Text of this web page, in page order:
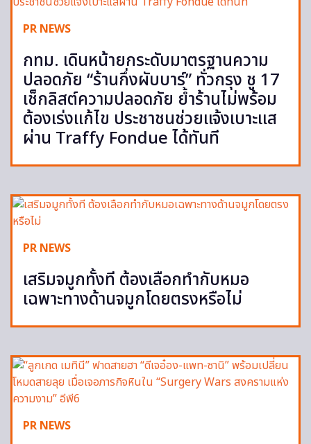
PR NEWS
กทม. เดินหน้ายกระดับมาตรฐานความ
ปลอดภัย “ร้านกึ่งผับบาร์” ทั่วกรุง ชู 17
เช็กลิสต์ความปลอดภัย ย้ำร้านไม่พร้อม
ต้องเร่งแก้ไข ประชาชนช่วยแจ้งเบาะแส
ผ่าน Traffy Fondue ได้ทันที
PR NEWS
เสริมจมูกทั้งที ต้องเลือกทำกับหมอ
เฉพาะทางด้านจมูกโดยตรงหรือไม่
PR NEWS